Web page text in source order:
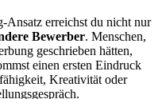
Ansatz erreichst du nicht nur
Bewerber. Menschen,
geschrieben hätten,
einen ersten Eindruck
Kreativität oder